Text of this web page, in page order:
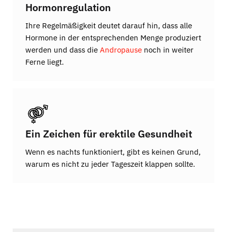
Hormonregulation
Ihre Regelmäßigkeit deutet darauf hin, dass alle
Hormone in der entsprechenden Menge produziert
werden und dass die Andropause noch in weiter
Ferne liegt.
Ein Zeichen für erektile Gesundheit
Wenn es nachts funktioniert, gibt es keinen Grund,
warum es nicht zu jeder Tageszeit klappen sollte.